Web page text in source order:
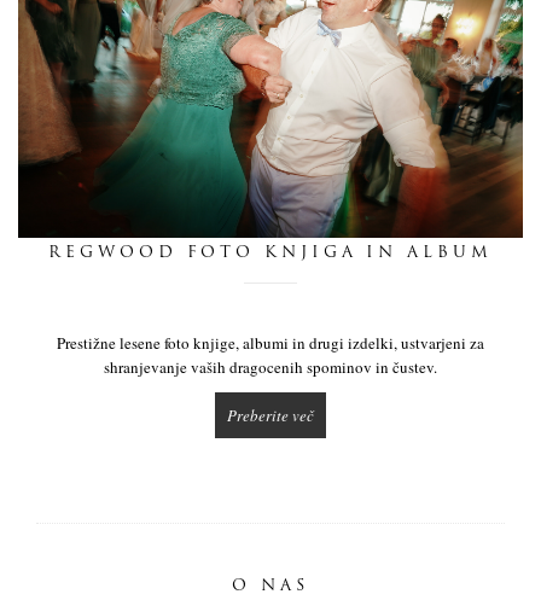
leseni izdelki
mi
dnevnik
REGWOOD FOTO KNJIGA IN ALBUM
Prestižne lesene foto knjige, albumi in drugi izdelki, ustvarjeni za
shranjevanje vaših dragocenih spominov in čustev.
Preberite več
O NAS